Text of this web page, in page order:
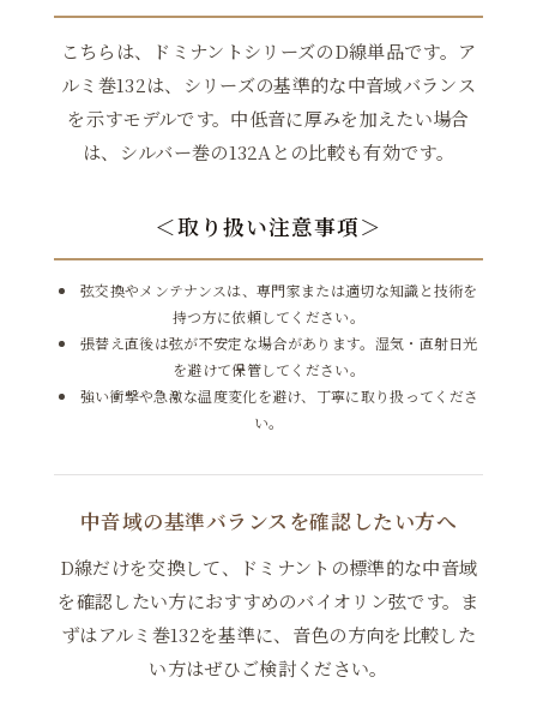
こちらは、ドミナントシリーズのD線単品です。ア
ルミ巻132は、シリーズの基準的な中音域バランス
を示すモデルです。中低音に厚みを加えたい場合
は、シルバー巻の132Aとの比較も有効です。
＜取り扱い注意事項＞
弦交換やメンテナンスは、専門家または適切な知識と技術を
持つ方に依頼してください。
張替え直後は弦が不安定な場合があります。湿気・直射日光
を避けて保管してください。
強い衝撃や急激な温度変化を避け、丁寧に取り扱ってくださ
い。
中音域の基準バランスを確認したい方へ
D線だけを交換して、ドミナントの標準的な中音域
を確認したい方におすすめのバイオリン弦です。ま
ずはアルミ巻132を基準に、音色の方向を比較した
い方はぜひご検討ください。